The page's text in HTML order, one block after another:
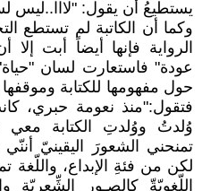
يستطيعُ أن يقول: "لااا..ليس
وكما أن الكاتبة لم تستطع
الرواية فإنها أيضاً أبت إلا
عودة" فاستعارت لسان
حول مفهومها للكتابة وموقفها
فتقول:"منذ نعومة حبري،
وُلدتُ ووُلدتِ الكتابة معي
تمنحني الشعورَ اليقينيّ
لكن من فئةِ الإبداع، واللّغة
اللّغويّةّ كالصـور الشِّعريّة